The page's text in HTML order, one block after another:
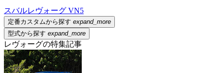
スバルレヴォーグ VN5
定番カスタムから探す expand_more
型式から探す expand_more
レヴォーグの特集記事